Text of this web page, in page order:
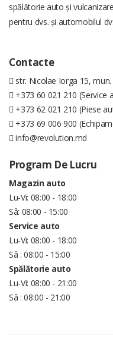
spălătorie auto și
pentru dvs. și automobilul
Contacte
str. Nicolae Iorga 15,
+373 60 021 210 (Service
+373 62 021 210 (Piese
+373 69 006 900
info@revolution.md
Program De Lucru
Magazin auto
Lu-Vi: 08:00 - 18:00
Sâ: 08:00 - 15:00
Service auto
Lu-Vi: 08:00 - 18:00
Sâ : 08:00 - 15:00
Spălătorie auto
Lu-Vi: 08:00 - 21:00
Sâ : 08:00 - 21:00